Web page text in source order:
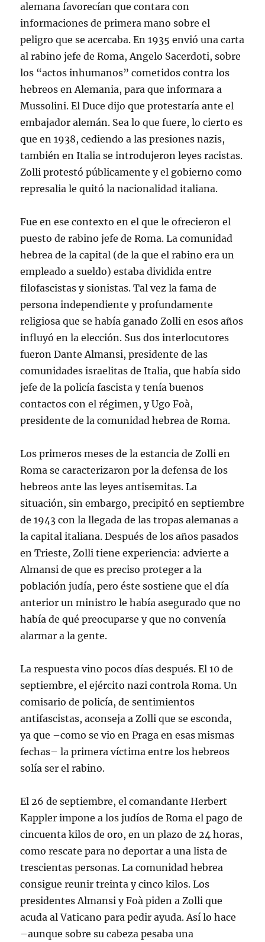
alemana favorecían que contara con
informaciones de primera mano sobre el
peligro que se acercaba. En 1935 envió una carta
al rabino jefe de Roma, Angelo Sacerdoti, sobre
los “actos inhumanos” cometidos contra los
hebreos en Alemania, para que informara a
Mussolini. El Duce dijo que protestaría ante el
embajador alemán. Sea lo que fuere, lo cierto es
que en 1938, cediendo a las presiones nazis,
también en Italia se introdujeron leyes racistas.
Zolli protestó públicamente y el gobierno como
represalia le quitó la nacionalidad italiana.
Fue en ese contexto en el que le ofrecieron el
puesto de rabino jefe de Roma. La comunidad
hebrea de la capital (de la que el rabino era un
empleado a sueldo) estaba dividida entre
filofascistas y sionistas. Tal vez la fama de
persona independiente y profundamente
religiosa que se había ganado Zolli en esos años
influyó en la elección. Sus dos interlocutores
fueron Dante Almansi, presidente de las
comunidades israelitas de Italia, que había sido
jefe de la policía fascista y tenía buenos
contactos con el régimen, y Ugo Foà,
presidente de la comunidad hebrea de Roma.
Los primeros meses de la estancia de Zolli en
Roma se caracterizaron por la defensa de los
hebreos ante las leyes antisemitas. La
situación, sin embargo, precipitó en septiembre
de 1943 con la llegada de las tropas alemanas a
la capital italiana. Después de los años pasados
en Trieste, Zolli tiene experiencia: advierte a
Almansi de que es preciso proteger a la
población judía, pero éste sostiene que el día
anterior un ministro le había asegurado que no
había de qué preocuparse y que no convenía
alarmar a la gente.
La respuesta vino pocos días después. El 10 de
septiembre, el ejército nazi controla Roma. Un
comisario de policía, de sentimientos
antifascistas, aconseja a Zolli que se esconda,
ya que –como se vio en Praga en esas mismas
fechas– la primera víctima entre los hebreos
solía ser el rabino.
El 26 de septiembre, el comandante Herbert
Kappler impone a los judíos de Roma el pago de
cincuenta kilos de oro, en un plazo de 24 horas,
como rescate para no deportar a una lista de
trescientas personas. La comunidad hebrea
consigue reunir treinta y cinco kilos. Los
presidentes Almansi y Foà piden a Zolli que
acuda al Vaticano para pedir ayuda. Así lo hace
–aunque sobre su cabeza pesaba una